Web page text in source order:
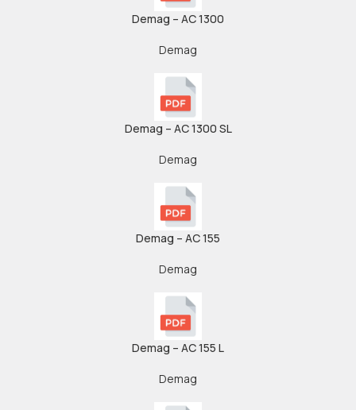
Demag – AC 1300
Demag
Demag – AC 1300 SL
Demag
Demag – AC 155
Demag
Demag – AC 155 L
Demag